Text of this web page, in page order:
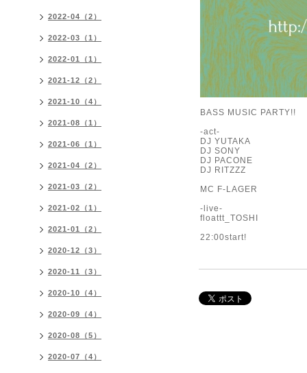
BASS MUSIC PARTY!!
-act-
DJ YUTAKA
DJ SONY
DJ PACONE
DJ RITZZZ
MC F-LAGER
-live-
floattt_TOSHI
22:00start!
2022-04（2）
2022-03（1）
2022-01（1）
2021-12（2）
2021-10（4）
2021-08（1）
2021-06（1）
2021-04（2）
2021-03（2）
2021-02（1）
2021-01（2）
2020-12（3）
2020-11（3）
2020-10（4）
2020-09（4）
2020-08（5）
2020-07（4）